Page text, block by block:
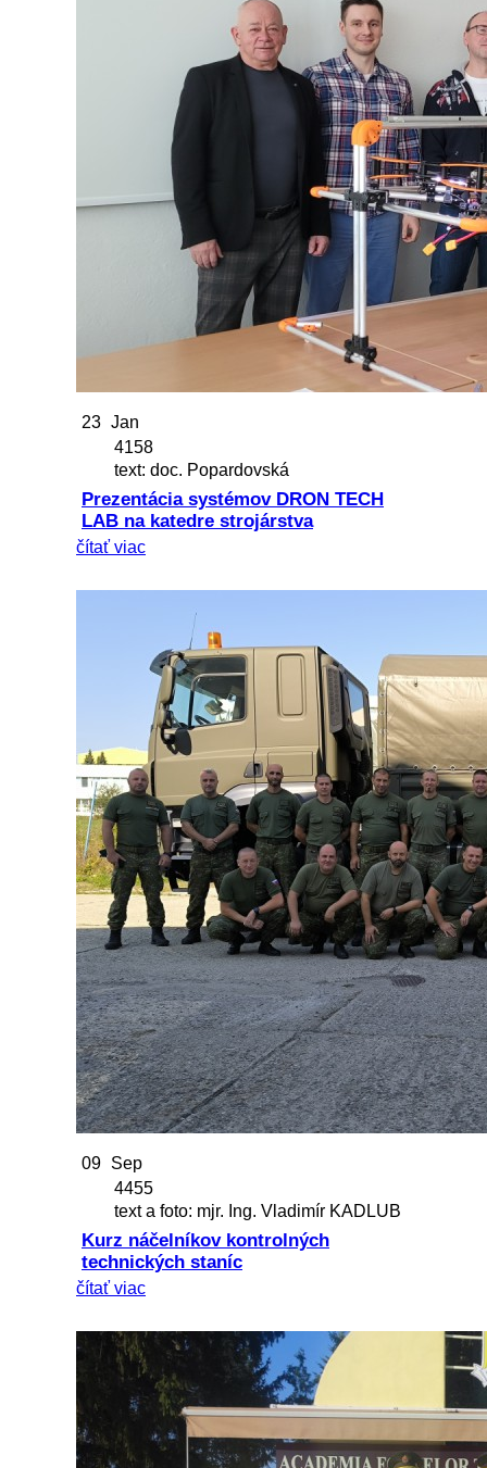
23 Jan
4158
text: doc. Popardovská
Prezentácia systémov DRON TECH
LAB na katedre strojárstva
čítať viac
09 Sep
4455
text a foto: mjr. Ing. Vladimír KADLUB
Kurz náčelníkov kontrolných
technických staníc
čítať viac